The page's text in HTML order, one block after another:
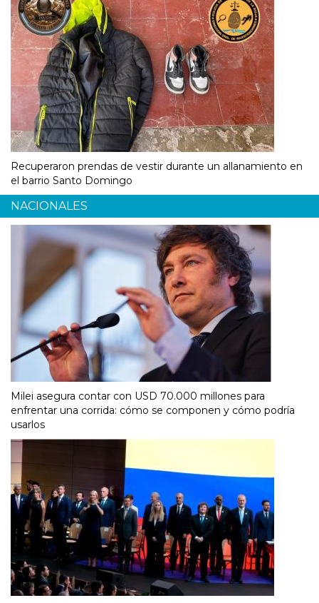
Recuperaron prendas de vestir durante un allanamiento en
el barrio Santo Domingo
NACIONALES
Milei asegura contar con USD 70.000 millones para
enfrentar una corrida: cómo se componen y cómo podría
usarlos